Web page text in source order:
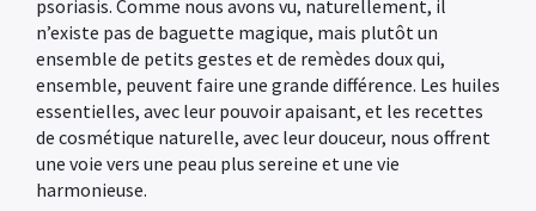
psoriasis. Comme nous avons vu, naturellement, il
n’existe pas de baguette magique, mais plutôt un
ensemble de petits gestes et de remèdes doux qui,
ensemble, peuvent faire une grande différence. Les huiles
essentielles, avec leur pouvoir apaisant, et les recettes
de cosmétique naturelle, avec leur douceur, nous offrent
une voie vers une peau plus sereine et une vie
harmonieuse.